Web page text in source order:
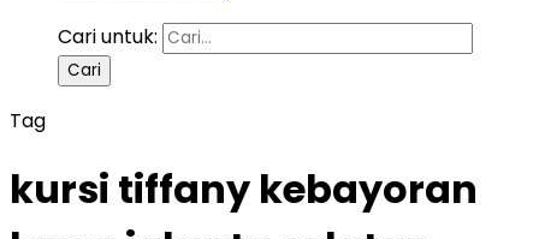
Cari untuk:
Tag
kursi tiffany kebayoran